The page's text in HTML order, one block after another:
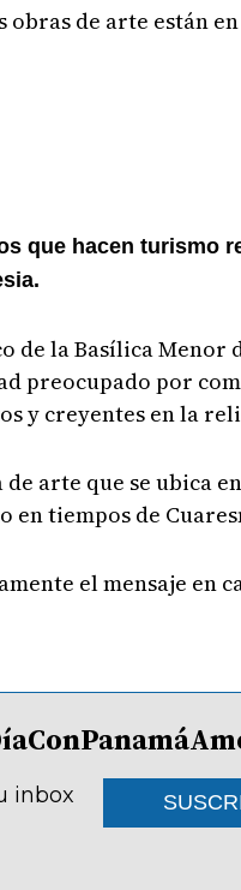
de arte están
que hacen turismo
de la Basílica
preocupado por
y creyentes en la
arte que se ubica
en tiempos de
el mensaje en
inbox